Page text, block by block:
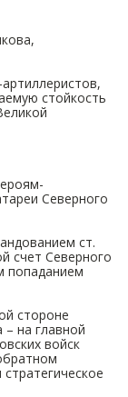
стойкость
Северного
ст.
счет Северного
попаданием
стороне
на главной
войск